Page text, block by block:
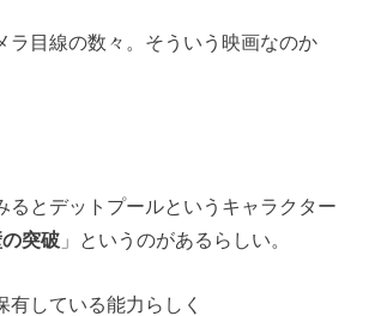
ラ目線の数々。そういう映画なのか
るとデットプールというキャラクター
突破 」というのがあるらしい。
有している能力らしく